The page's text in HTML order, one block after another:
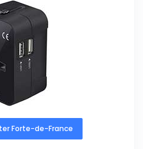
Forte-de-France